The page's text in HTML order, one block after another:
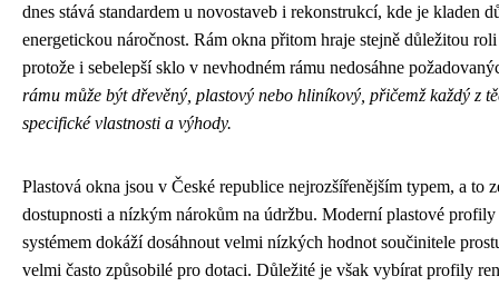
dnes stává standardem u novostaveb i rekonstrukcí, kde je kladen
energetickou náročnost. Rám okna přitom hraje stejně důležitou
protože i sebelepší sklo v nevhodném rámu nedosáhne
rámu může být dřevěný, plastový nebo hliníkový, přičemž každý z
specifické vlastnosti a výhody.
Plastová okna jsou v České republice nejrozšířenějším typem, a to
dostupnosti a nízkým nárokům na údržbu. Moderní plastové
systémem dokáží dosáhnout velmi nízkých hodnot součinitele
velmi často způsobilé pro dotaci. Důležité je však vybírat profily